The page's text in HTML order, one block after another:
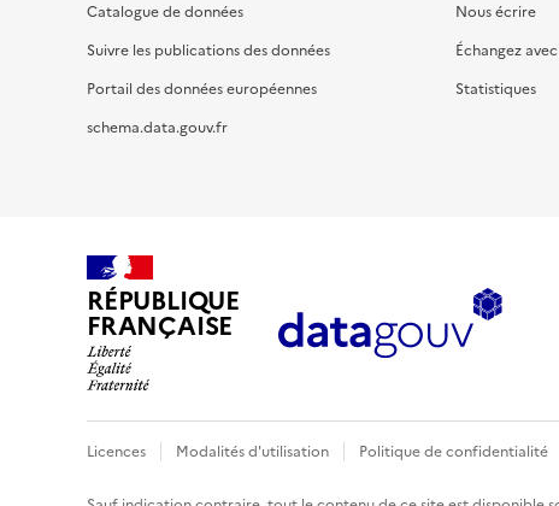
Catalogue de données
Suivre les publications des données
Portail des données européennes
schema.data.gouv.fr
Nous écrire
Échangez
Statistiques
RÉPUBLIQUE
FRANÇAISE
Licences Modalités d'utilisation Politique de confidentialité